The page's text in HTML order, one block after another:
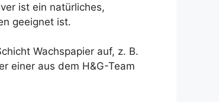
ist ein natürliches,
geeignet ist.
Wachspapier auf, z. B.
einer aus dem H&G-Team